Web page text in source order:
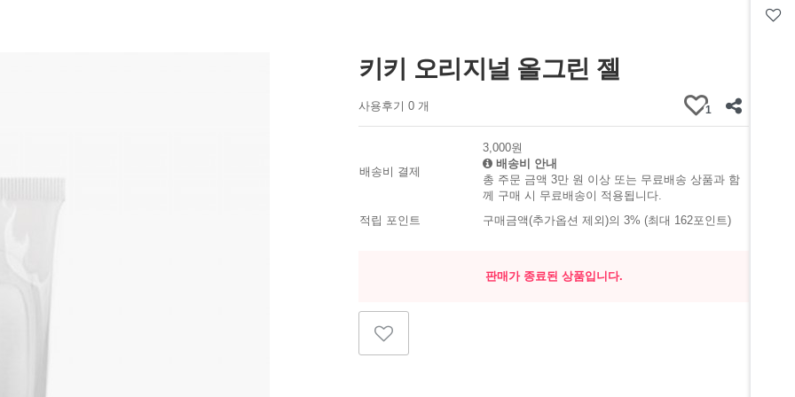
키키 오리지널 올그린 젤
사용후기 0 개 1
배송비 결제
3,000원
배송비 안내
총 주문 금액 3만 원 이상 또는 무료배송 상품과 함
께 구매 시 무료배송이 적용됩니다.
적립 포인트
구매금액(추가옵션 제외)의 3% (최대 162포인트)
판매가 종료된 상품입니다.